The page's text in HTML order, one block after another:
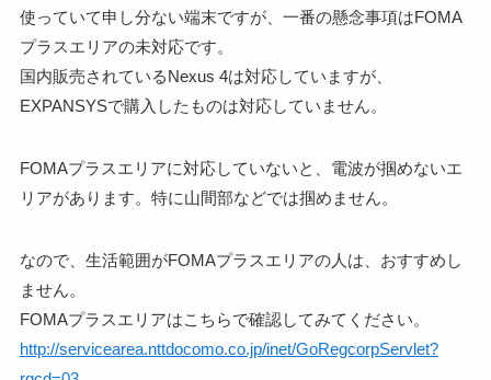
使っていて申し分ない端末ですが、一番の懸念事項はFOMA
プラスエリアの未対応です。
国内販売されているNexus 4は対応していますが、
EXPANSYSで購入したものは対応していません。
FOMAプラスエリアに対応していないと、電波が掴めないエ
リアがあります。特に山間部などでは掴めません。
なので、生活範囲がFOMAプラスエリアの人は、おすすめし
ません。
FOMAプラスエリアはこちらで確認してみてください。
http://servicearea.nttdocomo.co.jp/inet/GoRegcorpServlet?